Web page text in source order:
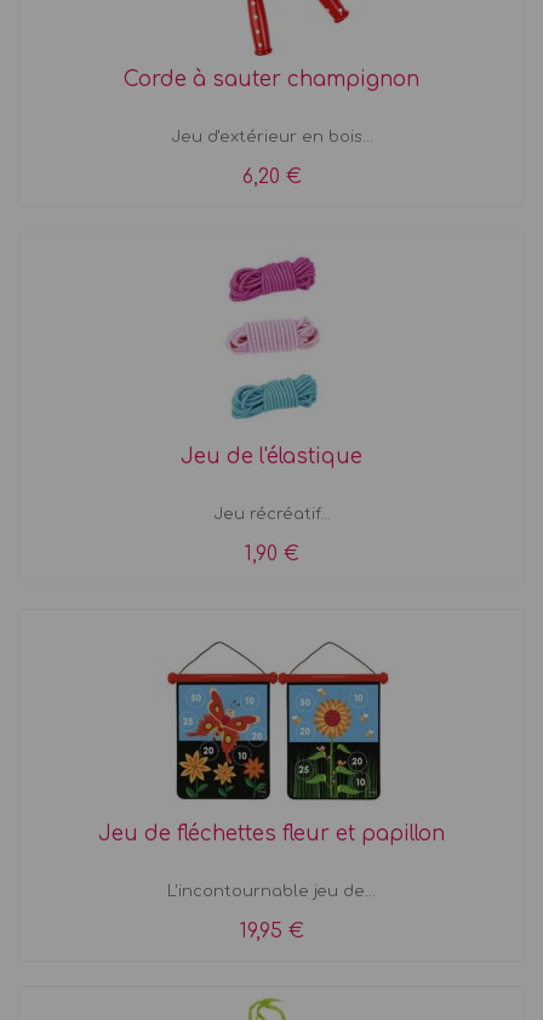
Corde à sauter champignon
Jeu d'extérieur en bois...
6,20 €
Jeu de l'élastique
Jeu récréatif...
1,90 €
Jeu de fléchettes fleur et papillon
L'incontournable jeu de...
19,95 €